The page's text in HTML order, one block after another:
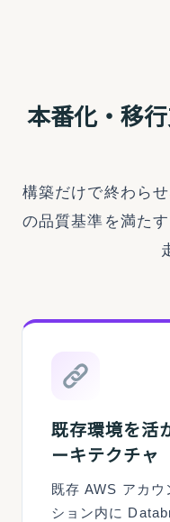
本番化・移
構築だけで終わら
の品質基準を満た
既存環境を活
ーキテクチャ
既存 AWS アカ
ション内に